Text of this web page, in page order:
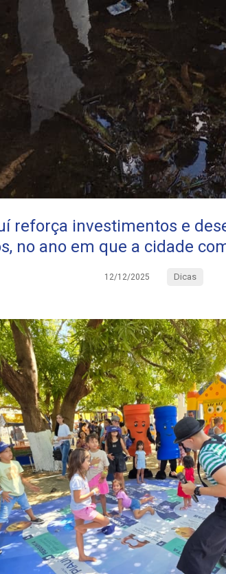
reforça investimentos e
no ano em que a cidade
12/12/2025 Dicas